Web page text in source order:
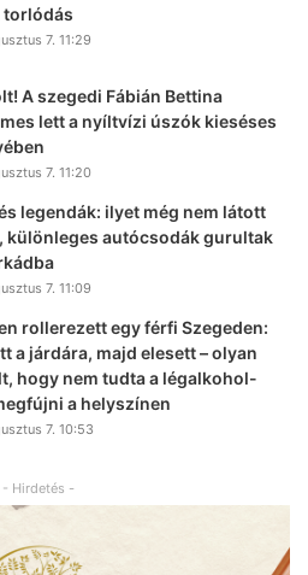
torlódás
7. 11:29
A szegedi Fábián Bettina
lett a nyíltvízi úszók kieséses
7. 11:20
legendák: ilyet még nem látott
különleges autócsodák gurultak
7. 11:09
rollerezett egy férfi Szegeden:
a járdára, majd elesett – olyan
hogy nem tudta a légalkohol-
a helyszínen
7. 10:53
- Hirdetés -